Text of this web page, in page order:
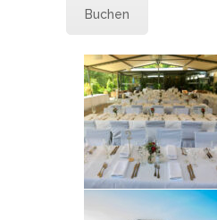
Buchen